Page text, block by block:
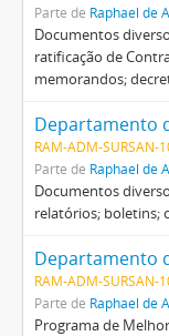
Parte de Raphael de
Documentos
ratificação de
memorandos;
Departamento
RAM-ADM-SURSAN-
Parte de Raphael de
Documentos
relatórios; boletins;
Departamento
RAM-ADM-SURSAN-
Parte de Raphael de
Programa de